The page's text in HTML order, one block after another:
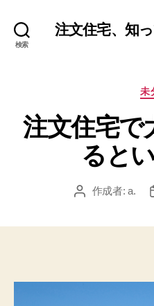
検索
注文住宅、知
未
注文住宅で
ると
投 作成者:a.